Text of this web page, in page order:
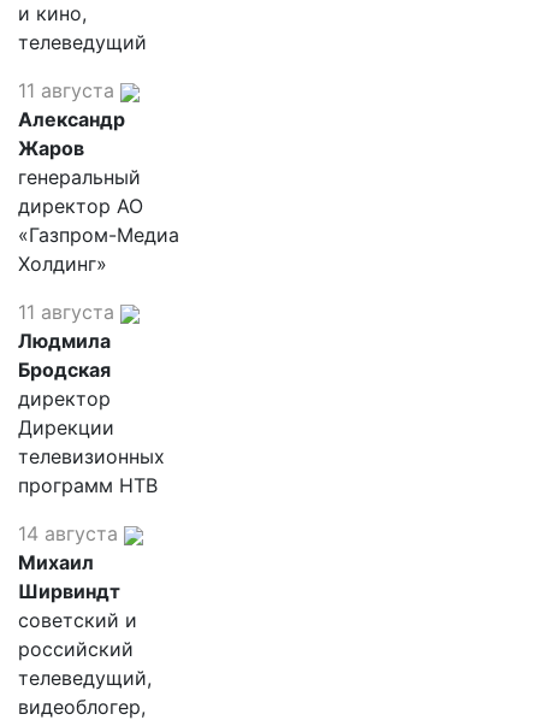
и кино,
телеведущий
11 августа
Александр
Жаров
генеральный
директор АО
«Газпром-Медиа
Холдинг»
11 августа
Людмила
Бродская
директор
Дирекции
телевизионных
программ НТВ
14 августа
Михаил
Ширвиндт
советский и
российский
телеведущий,
видеоблогер,